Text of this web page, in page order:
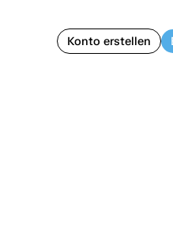
Konto erstellen